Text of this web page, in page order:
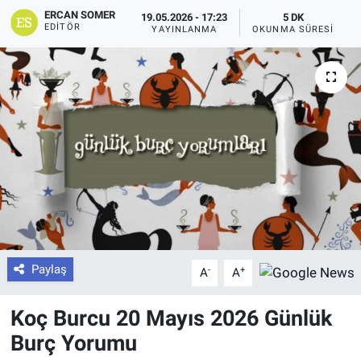
ERCAN SOMER
EDITÖR
19.05.2026 - 17:23
YAYINLANMA
5 DK
OKUNMA SÜRESI
Paylaş A- A+
Koç Burcu 20 Mayıs 2026 Günlük
Burç Yorumu